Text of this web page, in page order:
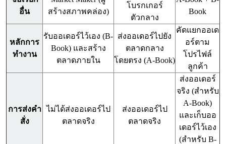
อื่น
สร้างสภาพคล่อง)
โบรกเกอร์
ตัวกลาง
Book
หลักการ
ทำงาน
รับออเดอร์ไว้เอง (B-
Book) และสร้าง
ตลาดภายใน
ส่งออเดอร์ไปยัง
ตลาดกลาง
โดยตรง (A-Book)
คัดแยกออเด
อร์ตาม
โปรไฟล์
ลูกค้า
การส่งคำ
สั่ง
ไม่ได้ส่งออเดอร์ไป
ตลาดจริง
ส่งออเดอร์ไป
ตลาดจริง
ส่งออเดอร์
จริง (สำหรับ
A-Book)
และเก็บออ
เดอร์ไว้เอง
(สำหรับ B-